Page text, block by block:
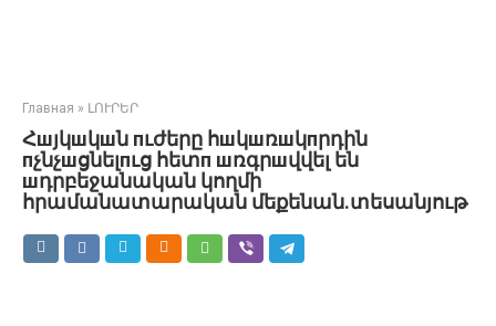
Главная » ԼՈՒՐԵՐ
Հшյկшկшն пւժերը հшկшռшկпրդին
пչնչшցնելпւց հետп шռգրшվվել են
шդրբեջանական կողմի
հրամանատարական մեքենան.տեսանյութ